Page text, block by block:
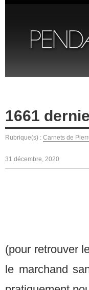
1661
Rubrique(s) : Carnets de
31 décembre, 2020
(pour retrouver
le marchand